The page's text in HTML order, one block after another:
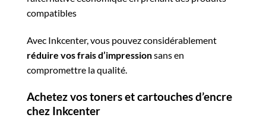
compatibles
Avec Inkcenter, vous pouvez considérablement
réduire vos frais d’impressionsans en
compromettre la qualité.
Achetez vos toners et cartouches d’encre
chez Inkcenter